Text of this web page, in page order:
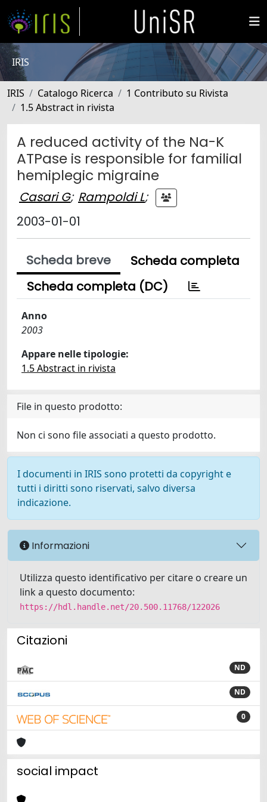
IRIS
IRIS Catalogo Ricerca
1 Contributo su Rivista
1.5 Abstract in rivista
A reduced activity of the Na-K
ATPase is responsible for familial
hemiplegic migraine
Casari G; Rampoldi L;
2003-01-01
Scheda breve
Scheda completa
Scheda completa (DC)
Anno
2003
Appare nelle tipologie:
1.5 Abstract in rivista
File in questo prodotto:
Non ci sono file associati a questo prodotto.
I documenti in IRIS sono protetti da copyright e
tutti i diritti sono riservati, salvo diversa
indicazione.
Informazioni
Utilizza questo identificativo per citare o creare un
link a questo documento:
https://hdl.handle.net/20.500.11768/122026
Citazioni
ND
ND
0
social impact